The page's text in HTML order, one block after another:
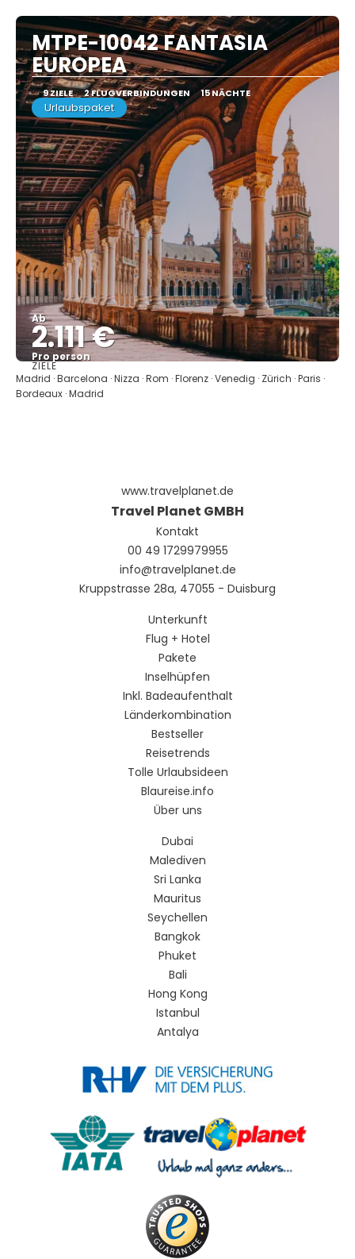
MTPE-10042 FANTASIA
EUROPEA
9 ZIELE 2 FLUGVERBINDUNGEN 15 NÄCHTE
Urlaubspaket
Ab
2.111 €
Pro person
Sehen
ZIELE
Madrid · Barcelona · Nizza · Rom · Florenz · Venedig · Zürich · Paris ·
Bordeaux · Madrid
www.travelplanet.de
Travel Planet GMBH
Kontakt
00 49 1729979955
info@travelplanet.de
Kruppstrasse 28a, 47055 - Duisburg
Unterkunft
Flug + Hotel
Pakete
Inselhüpfen
Inkl. Badeaufenthalt
Länderkombination
Bestseller
Reisetrends
Tolle Urlaubsideen
Blaureise.info
Über uns
Dubai
Malediven
Sri Lanka
Mauritus
Seychellen
Bangkok
Phuket
Bali
Hong Kong
Istanbul
Antalya